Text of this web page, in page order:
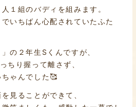
１組のバディを組みます。
いちばん心配されていたふた
の２年生Sくんですが、
ちり握って離さず、
ゃんでした🥰
見ることができて、